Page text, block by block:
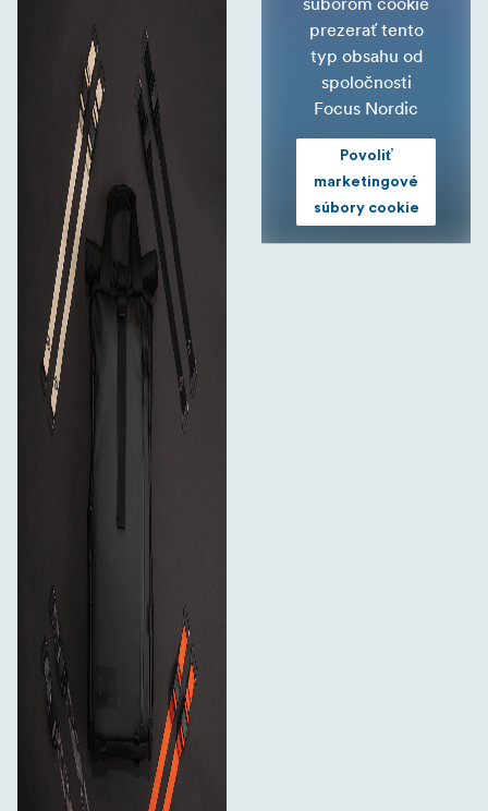
prezerať tento
typ obsahu od
spoločnosti
Focus Nordic
Povoliť
marketingové
súbory cookie